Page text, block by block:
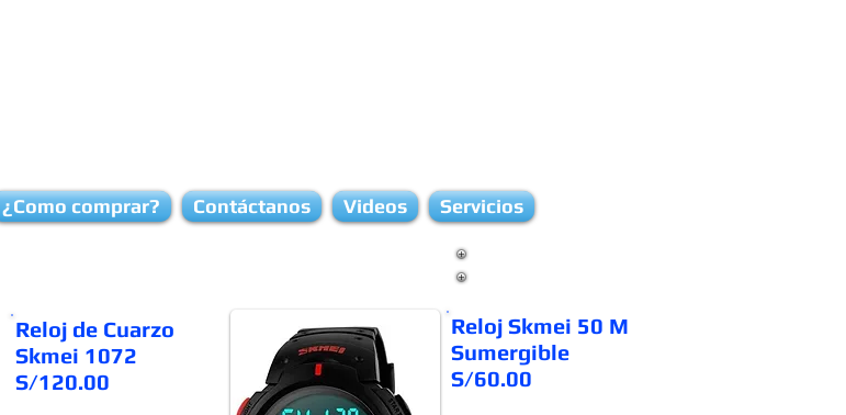
Reloj de Cuarzo
Skmei 1072
S/120.00
Reloj Skmei 50 M
Sumergible
S/60.00
¿Como comprar? Contáctanos Videos Servicios